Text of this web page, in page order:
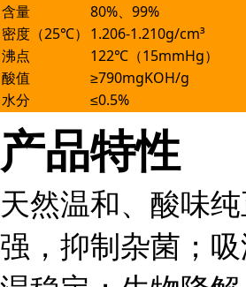
含量
80%、99%
密度（25℃） 1.206-1.210g/cm³
沸点
122℃（15mmHg）
酸值
≥790mgKOH/g
水分
≤0.5%
产品特性
天然温和、酸味
强，抑制杂菌；